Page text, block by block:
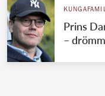
Prins
–